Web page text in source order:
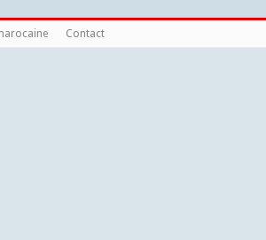
Contact